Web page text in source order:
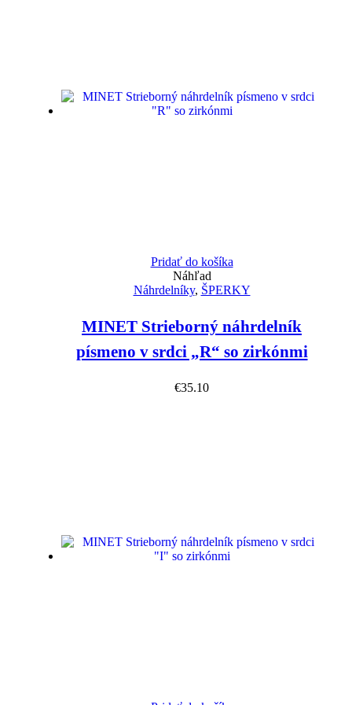
Pridať do košíka
Náhľad
Náhrdelníky, ŠPERKY
MINET Strieborný náhrdelník
písmeno v srdci „R“ so zirkónmi
€35.10